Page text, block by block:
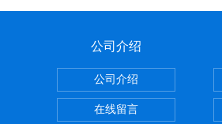
公司介绍
公司介绍
在线留言